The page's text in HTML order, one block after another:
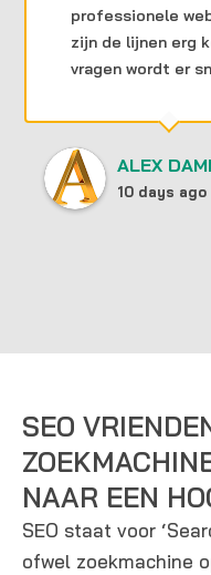
professionele
zijn de lijnen erg
vragen wordt er
ALEX
10 days ago
SEO
NAAR EEN
SEO staat voor
ofwel zoekmachine